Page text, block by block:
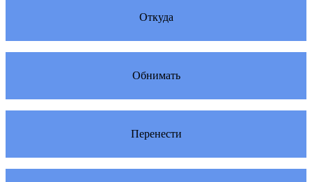
Откуда
Обнимать
Перенести